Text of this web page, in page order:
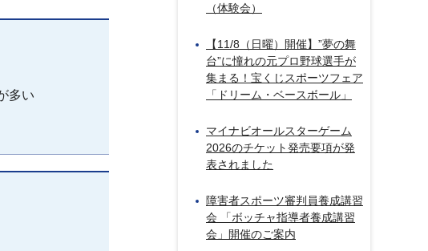
多い
（体験会）
【11/8（日曜）開催】”夢の舞
台”に憧れの元プロ野球選手が
集まる！宝くじスポーツフェア
「ドリーム・ベースボール」
マイナビオールスターゲーム
2026のチケット発売要項が発
表されました
障害者スポーツ審判員養成講習
会 「ボッチャ指導者養成講習
会」開催のご案内